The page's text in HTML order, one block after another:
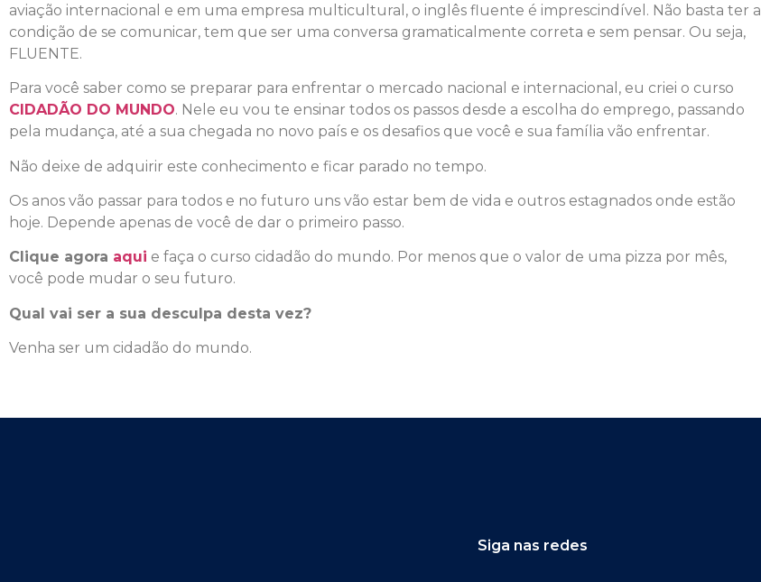
aviação internacional e em uma empresa multicultural, o inglês fluente é imprescindível. Não basta ter a
condição de se comunicar, tem que ser uma conversa gramaticalmente correta e sem pensar. Ou seja,
FLUENTE.
Para você saber como se preparar para enfrentar o mercado nacional e internacional, eu criei o curso
CIDADÃO DO MUNDO. Nele eu vou te ensinar todos os passos desde a escolha do emprego, passando
pela mudança, até a sua chegada no novo país e os desafios que você e sua família vão enfrentar.
Não deixe de adquirir este conhecimento e ficar parado no tempo.
Os anos vão passar para todos e no futuro uns vão estar bem de vida e outros estagnados onde estão
hoje. Depende apenas de você de dar o primeiro passo.
Clique agora aqui e faça o curso cidadão do mundo. Por menos que o valor de uma pizza por mês,
você pode mudar o seu futuro.
Qual vai ser a sua desculpa desta vez?
Venha ser um cidadão do mundo.
Siga nas redes